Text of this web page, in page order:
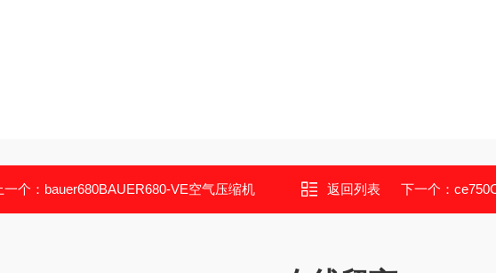
一个： bauer680BAUER680-VE空气压缩机 返回列表 下一个：